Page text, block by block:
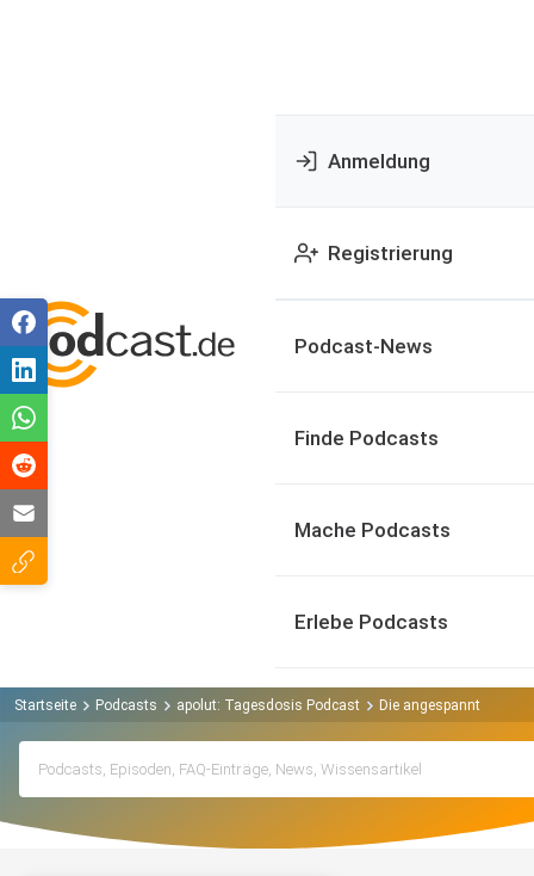
Anmeldung
Registrierung
Podcast-News
Finde Podcasts
Mache Podcasts
Erlebe Podcasts
Startseite Podcasts apolut: Tagesdosis Podcast Die angespannte